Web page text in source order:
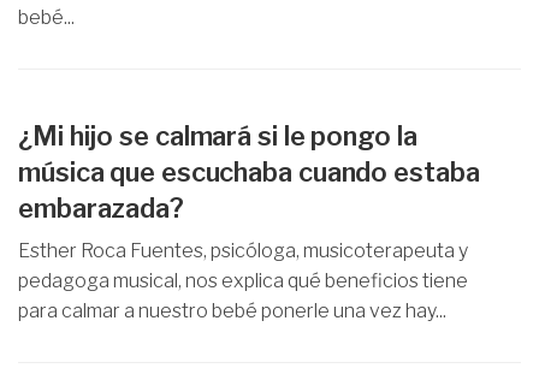
bebé...
¿Mi hijo se calmará si le pongo la
música que escuchaba cuando estaba
embarazada?
Esther Roca Fuentes, psicóloga, musicoterapeuta y
pedagoga musical, nos explica qué beneficios tiene
para calmar a nuestro bebé ponerle una vez hay...